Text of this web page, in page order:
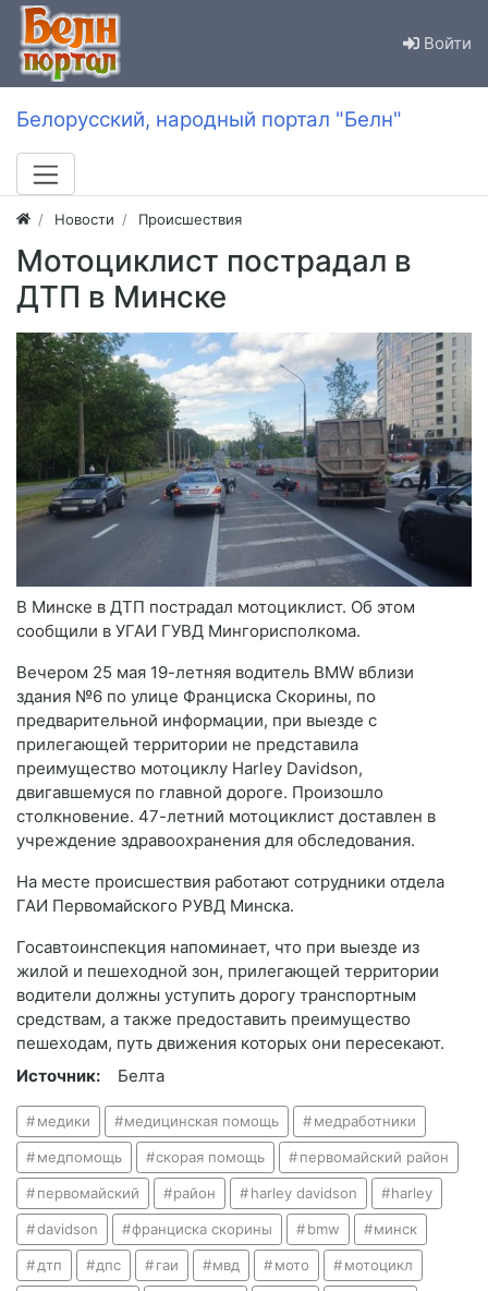
Войти
Белорусский, народный портал "Белн"
Новости Происшествия
Мотоциклист пострадал в
ДТП в Минске
В Минске в ДТП пострадал мотоциклист. Об этом
сообщили в УГАИ ГУВД Мингорисполкома.
Вечером 25 мая 19-летняя водитель BMW вблизи
здания №6 по улице Франциска Скорины, по
предварительной информации, при выезде с
прилегающей территории не представила
преимущество мотоциклу Harley Davidson,
двигавшемуся по главной дороге. Произошло
столкновение. 47-летний мотоциклист доставлен в
учреждение здравоохранения для обследования.
На месте происшествия работают сотрудники отдела
ГАИ Первомайского РУВД Минска.
Госавтоинспекция напоминает, что при выезде из
жилой и пешеходной зон, прилегающей территории
водители должны уступить дорогу транспортным
средствам, а также предоставить преимущество
пешеходам, путь движения которых они пересекают.
Источник:
Белта
медики медицинская помощь медработники
медпомощь скорая помощь первомайский район
первомайский район harley davidson harley
davidson франциска скорины bmw минск
дтп дпс гаи мвд мото мотоцикл